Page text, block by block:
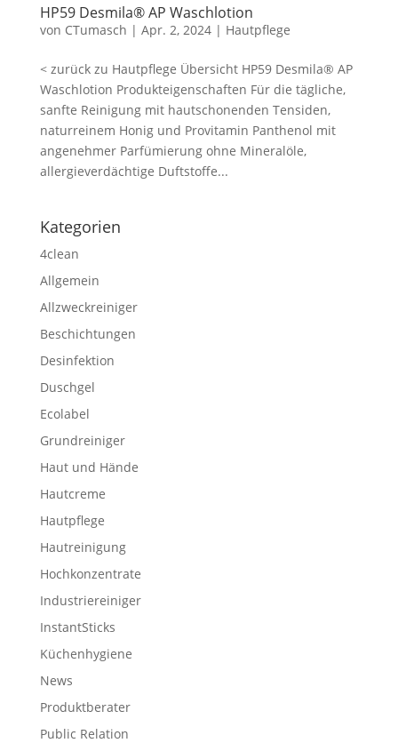
HP59 Desmila® AP Waschlotion
von CTumasch | Apr. 2, 2024| Hautpflege
< zurück zu Hautpflege Übersicht HP59 Desmila® AP
Waschlotion Produkteigenschaften Für die tägliche,
sanfte Reinigung mit hautschonenden Tensiden,
naturreinem Honig und Provitamin Panthenol mit
angenehmer Parfümierung ohne Mineralöle,
allergieverdächtige Duftstoffe...
Kategorien
4clean
Allgemein
Allzweckreiniger
Beschichtungen
Desinfektion
Duschgel
Ecolabel
Grundreiniger
Haut und Hände
Hautcreme
Hautpflege
Hautreinigung
Hochkonzentrate
Industriereiniger
InstantSticks
Küchenhygiene
News
Produktberater
Public Relation